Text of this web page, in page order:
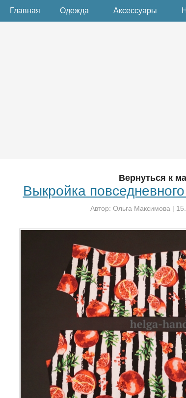
Главная Одежда Аксессуары
Вернуться к
Выкройка
Автор: Ольга Максимова |